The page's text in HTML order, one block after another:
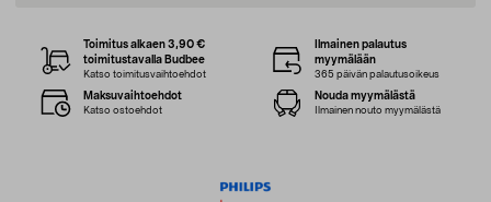
Toimitus alkaen 3,90 €
toimitustavalla Budbee
Katso toimitusvaihtoehdot
Ilmainen palautus
myymälään
365 päivän palautusoikeus
Maksuvaihtoehdot
Katso ostoehdot
Nouda myymälästä
Ilmainen nouto myymälästä